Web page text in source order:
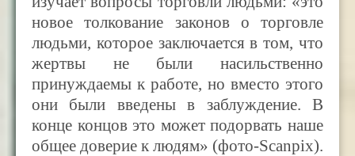
новое толкование законов о торговле
людьми, которое заключается в том, что
жертвы не были насильственно
принуждаемы к работе, но вместо этого
они были введены в заблуждение. В
конце концов это может подорвать наше
общее доверие к людям» (фото-Scanpix).